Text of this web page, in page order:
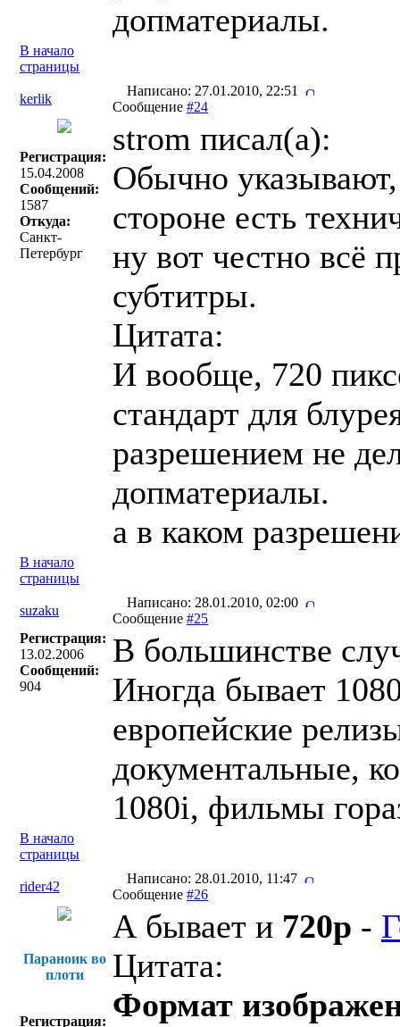
допматериалы.
В начало
страницы
kerlik
Написано: 27.01.2010, 22:51
Сообщение #24
Регистрация:
15.04.2008
Сообщений:
1587
Откуда:
Санкт-
Петербург
strom писал(a):
Обычно
стороне есть
ну вот честно всё
субтитры.
Цитата:
И вообще, 720
стандарт для
разрешением не
допматериалы.
а в каком
В начало
страницы
suzaku
Написано: 28.01.2010, 02:00
Сообщение #25
Регистрация:
13.02.2006
Сообщений:
904
В большинстве
Иногда бывает
европейские
документальные,
1080i, фильмы
В начало
страницы
rider42
Написано: 28.01.2010, 11:47
Сообщение #26
Параноик во
плоти
Регистрация:
А бывает и 720p -
Цитата:
Формат